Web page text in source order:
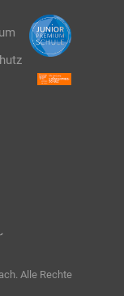
Alle Rechte